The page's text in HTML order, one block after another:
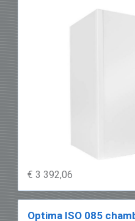
€ 3 392,06
Optima ISO 085